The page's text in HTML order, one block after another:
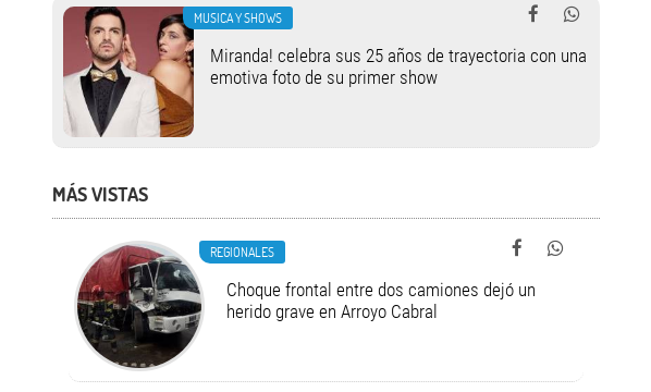
MUSICA Y SHOWS
Miranda! celebra sus 25 años de trayectoria con una
emotiva foto de su primer show
MÁS VISTAS
REGIONALES
Choque frontal entre dos camiones dejó un
herido grave en Arroyo Cabral